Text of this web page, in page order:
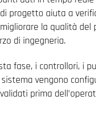
progetto aiuta a
la qualità del
di ingegneria.
fase, i controllori, i
vengono
prima